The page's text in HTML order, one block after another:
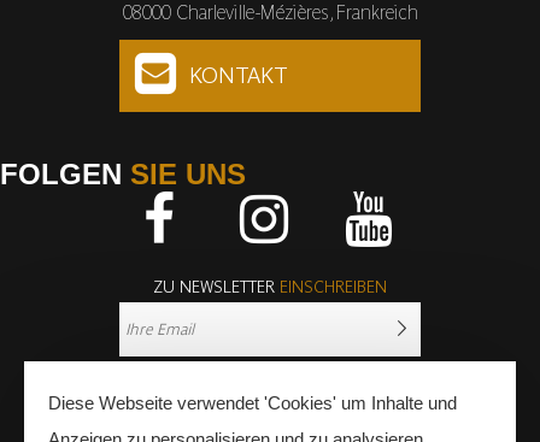
08000 Charleville-Mézières, Frankreich
KONTAKT
FOLGEN SIE UNS
ZU NEWSLETTER EINSCHREIBEN
Diese Webseite verwendet 'Cookies' um Inhalte und